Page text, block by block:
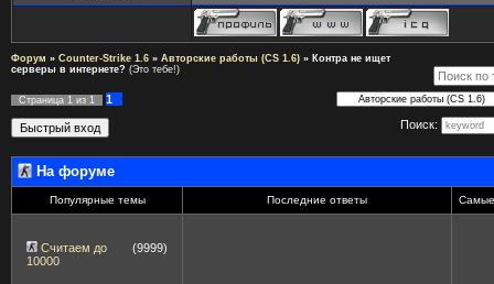
Форум » Counter-Strike 1.6 » Авторские работы (CS 1.6) » Контра не ищет
серверы в интернете? (Это тебе!)
Страница 1 из 1
1
Поиск:
На форуме
Популярные темы Последние ответы Самые
Считаем до
10000
(9999)